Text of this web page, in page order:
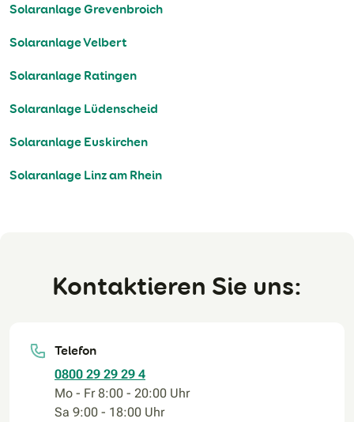
Solaranlage Grevenbroich
Solaranlage Velbert
Solaranlage Ratingen
Solaranlage Lüdenscheid
Solaranlage Euskirchen
Solaranlage Linz am Rhein
Kontaktieren Sie uns:
Telefon
0800 29 29 29 4
Mo - Fr 8:00 - 20:00 Uhr
Sa 9:00 - 18:00 Uhr